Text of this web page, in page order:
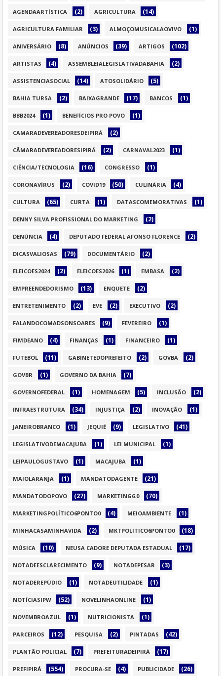
AGENDAARTÍSTICA (2) AGRICULTURA (14)
AGRICULTURA FAMILIAR (3) ALMOÇOMUSICALAOVIVO (1)
ANIVERSÁRIO (8) ANÚNCIOS (39) ARTIGOS (102)
ARTISTAS (4) ASSEMBLEIALEGISLATIVADABAHIA (2)
ASSISTENCIASOCIAL (14) ATOSOLIDÁRIO (5)
BAHIA TURSA (2) BAIXAGRANDE (17) BANCOS (1)
BBB2024 (1) BENEFÍCIOS PRO POVO (1)
CAMARADEVEREADORESDEIPIRÁ (2)
CÂMARADEVEREADORESIPIRÁ (2) CARNAVAL2023 (1)
CIÊNCIA/TECNOLOGIA (16) CONGRESSO (1)
CORONAVÍRUS (2) COVID19 (50) CULINÁRIA (4)
CULTURA (65) CURTA (1) DATASCOMEMORATIVAS (1)
DENNY SILVA PROFISSIONAL DO MARKETING (2)
DENÚNCIA (4) DEPUTADO FEDERAL AFONSO FLORENCE (2)
DICASVALIOSAS (79) DOCUMENTÁRIO (2)
ELEICOES2024 (2) ELEICOES2026 (1) EMBASA (2)
EMPREENDEDORISMO (13) ENQUETE (2)
ENTRETENIMENTO (2) EVE (2) EXECUTIVO (2)
FALANDOCOMADSONSOARES (9) FEVEREIRO (1)
FIMDEANO (4) FINANÇAS (1) FINANCEIRO (1)
FUTEBOL (11) GABINETEDOPREFEITO (2) GOVBA (2)
GOVBR (1) GOVERNO DA BAHIA (7)
GOVERNOFEDERAL (1) HOMENAGEM (5) INCLUSÃO (2)
INFRAESTRUTURA (34) INJUSTIÇA (2) INOVAÇÃO (1)
JANEIROBRANCO (1) JEQUIÉ (9) LEGISLATIVO (41)
LEGISLATIVODEMACAJUBA (1) LEI MUNICIPAL (1)
LEIPAULOGUSTAVO (1) MACAJUBA (1)
MAIOLARANJA (1) MANDATODAGENTE (21)
MANDATODOPOVO (27) MARKETING6.0 (70)
MARKETINGPOLÍTICO6PONTO0 (4) MEIOAMBIENTE (1)
MINHACASAMINHAVIDA (2) MKTPOLITICO6PONTO0 (18)
MÚSICA (10) NEUSA CADORE DEPUTADA ESTADUAL (17)
NOTADEESCLARECIMENTO (9) NOTADEPESAR (3)
NOTADEREPÚDIO (1) NOTADEUTILIDADE (1)
NOTÍCIASIPW (52) NOVELINHAONLINE (1)
NOVEMBROAZUL (1) NUTRICIONISTA (1)
PARCEIROS (12) PESQUISA (2) PINTADAS (42)
PLANTÃO POLICIAL (7) PREFEITURADEIPIRÁ (17)
PREFIPIRÁ (554) PROCURA-SE (4) PUBLICIDADE (26)